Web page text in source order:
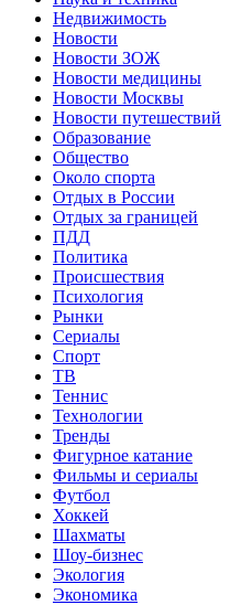
Недвижимость
Новости
Новости ЗОЖ
Новости медицины
Новости Москвы
Новости путешествий
Образование
Общество
Около спорта
Отдых в России
Отдых за границей
ПДД
Политика
Происшествия
Психология
Рынки
Сериалы
Спорт
ТВ
Теннис
Технологии
Тренды
Фигурное катание
Фильмы и сериалы
Футбол
Хоккей
Шахматы
Шоу-бизнес
Экология
Экономика